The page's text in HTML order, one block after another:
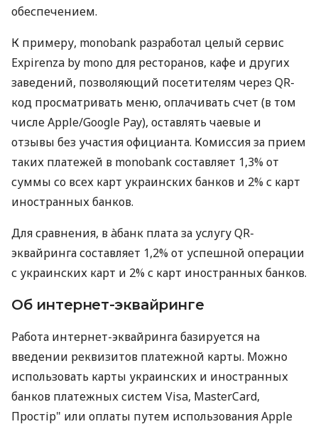
обеспечением.
К примеру, monobank разработал целый сервис
Expirenza by mono для ресторанов, кафе и других
заведений, позволяющий посетителям через QR-
код просматривать меню, оплачивать счет (в том
числе Apple/Google Pay), оставлять чаевые и
отзывы без участия официанта. Комиссия за прием
таких платежей в monobank составляет 1,3% от
суммы со всех карт украинских банков и 2% с карт
иностранных банков.
Для сравнения, в àбанк плата за услугу QR-
эквайринга составляет 1,2% от успешной операции
с украинских карт и 2% с карт иностранных банков.
Об интернет-эквайринге
Работа интернет-эквайринга базируется на
введении реквизитов платежной карты. Можно
использовать карты украинских и иностранных
банков платежных систем Visa, MasterCard,
Простір" или оплаты путем использования Apple